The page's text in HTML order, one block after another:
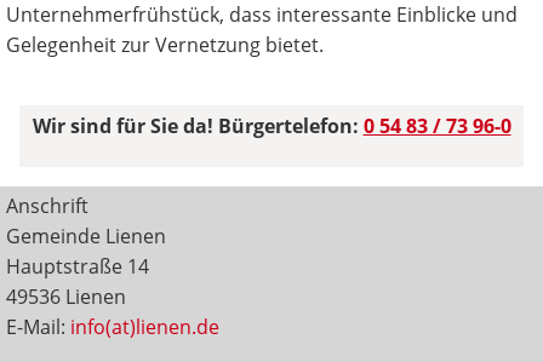
Unternehmerfrühstück, dass interessante Einblicke und
Gelegenheit zur Vernetzung bietet.
Wir sind für Sie da! Bürgertelefon: 0 54 83 / 73 96-0
Anschrift
Gemeinde Lienen
Hauptstraße 14
49536 Lienen
E-Mail: info(at)lienen.de